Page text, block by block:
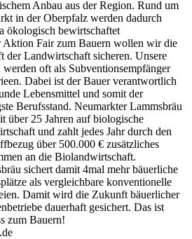
Anbau aus der Region. Rund um
in der Oberpfalz werden dadurch
ökologisch bewirtschaftet
Aktion Fair zum Bauern wollen wir die
der Landwirtschaft sicheren. Unsere
werden oft als Subventionsempfänger
Dabei ist der Bauer verantwortlich
Lebensmittel und somit der
Berufsstand. Neumarkter Lammsbräu
über 25 Jahren auf biologische
und zahlt jedes Jahr durch den
über 500.000 € zusätzliches
an die Biolandwirtschaft.
sichert damit 4mal mehr bäuerliche
als vergleichbare konventionelle
Damit wird die Zukunft bäuerlicher
dauerhaft gesichert. Das ist
zum Bauern!